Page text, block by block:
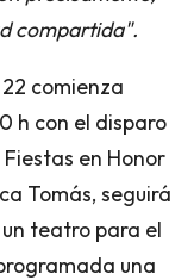
compartida".
comienza
h con el disparo
en Honor
Tomás, seguirá
teatro para el
una